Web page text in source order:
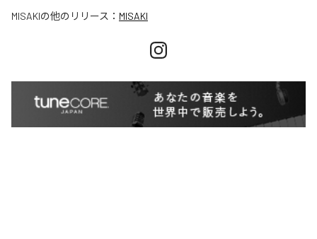
MISAKIの他のリリース： MISAKI